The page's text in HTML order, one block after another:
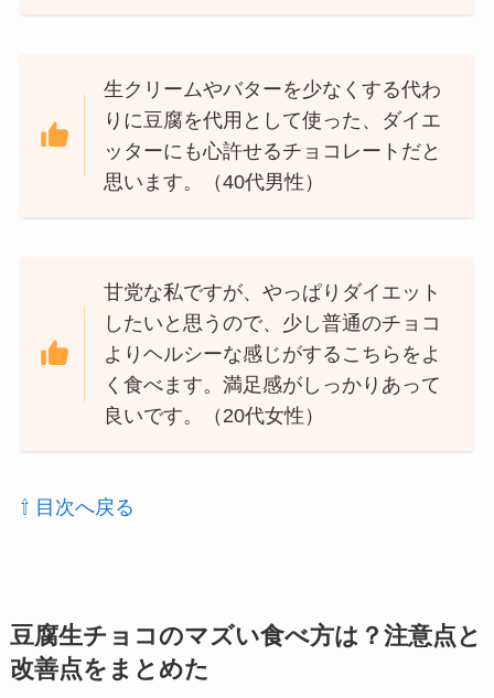
生クリームやバターを少なくする代わ
りに豆腐を代用として使った、ダイエ
ッターにも心許せるチョコレートだと
思います。（40代男性）
甘党な私ですが、やっぱりダイエット
したいと思うので、少し普通のチョコ
よりヘルシーな感じがするこちらをよ
く食べます。満足感がしっかりあって
良いです。（20代女性）
⇧ 目次へ戻る
豆腐生チョコのマズい食べ方は？注意点と
改善点をまとめた